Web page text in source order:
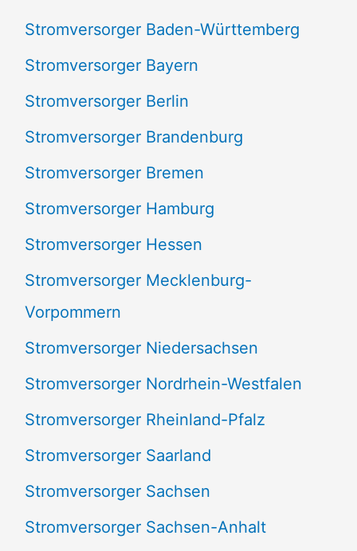
h
:
Stromversorger Baden-Württemberg
Stromversorger Bayern
Stromversorger Berlin
Stromversorger Brandenburg
Stromversorger Bremen
Stromversorger Hamburg
Stromversorger Hessen
Stromversorger Mecklenburg-
Vorpommern
Stromversorger Niedersachsen
Stromversorger Nordrhein-Westfalen
Stromversorger Rheinland-Pfalz
Stromversorger Saarland
Stromversorger Sachsen
Stromversorger Sachsen-Anhalt